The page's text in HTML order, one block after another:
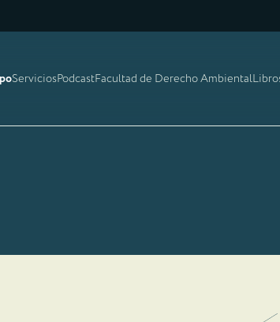
ServiciosPodcastFacultad de Derecho Ambiental